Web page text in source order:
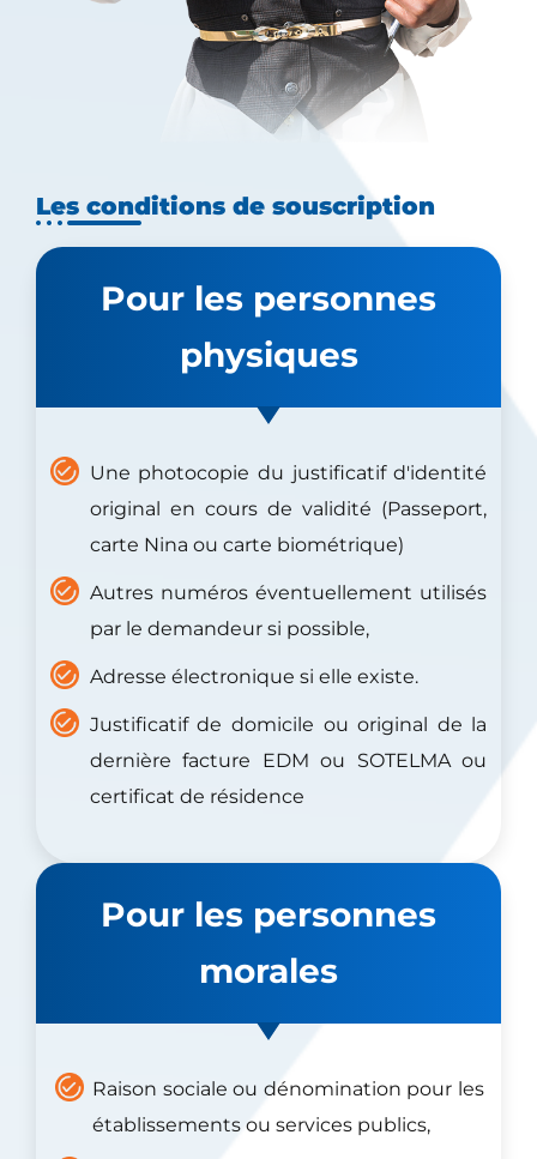
Les conditions de souscription
Pour les personnes
physiques
Une photocopie du justificatif d'identité
original en cours de validité (Passeport,
carte Nina ou carte biométrique)
Autres numéros éventuellement utilisés
par le demandeur si possible,
Adresse électronique si elle existe.
Justificatif de domicile ou original de la
dernière facture EDM ou SOTELMA ou
certificat de résidence
Pour les personnes
morales
Raison sociale ou dénomination pour les
établissements ou services publics,